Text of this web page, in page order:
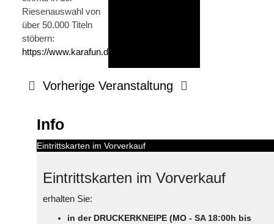
Riesenauswahl von
über 50.000 Titeln
stöbern:
https://www.karafun.de/karaoke/
Vorherige Veranstaltung
Info
Eintrittskarten im Vorverkauf
Eintrittskarten im Vorverkauf
erhalten Sie:
in der DRUCKERKNEIPE (MO - SA 18:00h bis